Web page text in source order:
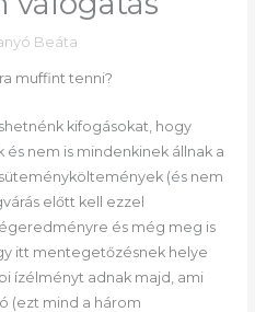
Beáta
muffint tenni?
kifogásokat, hogy
nem is mindenkinek állnak a
(és nem
előtt kell ezzel
és még meg is
itt mentegetőzésnek helye
ízélményt adnak majd, ami
(ezt mind a három